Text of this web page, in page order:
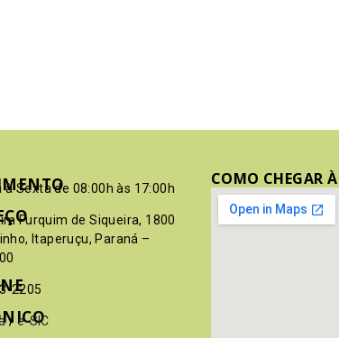
à Sexta de 08:00h às 17:00h
Furquim de Siqueira, 1800
Itaperuçu, Paraná –
2205
/ e-SIC
COMO CHEGAR